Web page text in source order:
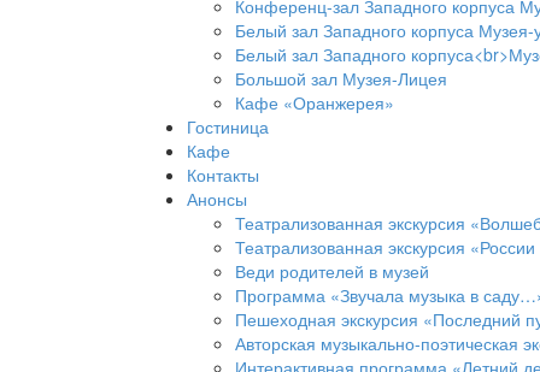
Конференц-зал Западного корпуса
Белый зал Западного корпуса
Белый зал Западного
Большой зал Музея-Лицея
Кафе «Оранжерея»
Гостиница
Кафе
Контакты
Анонсы
Театрализованная экскурсия
Театрализованная экскурсия
Веди родителей в музей
Программа «Звучала музыка в
Пешеходная экскурсия «Последний
Авторская музыкально-поэтическая